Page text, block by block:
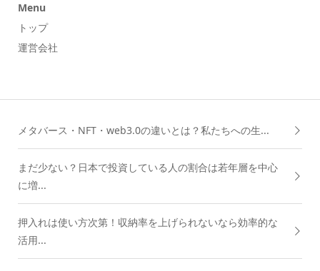
Menu
トップ
運営会社
メタバース・NFT・web3.0の違いとは？私たちへの生...
まだ少ない？日本で投資している人の割合は若年層を中心
に増...
押入れは使い方次第！収納率を上げられないなら効率的な
活用...